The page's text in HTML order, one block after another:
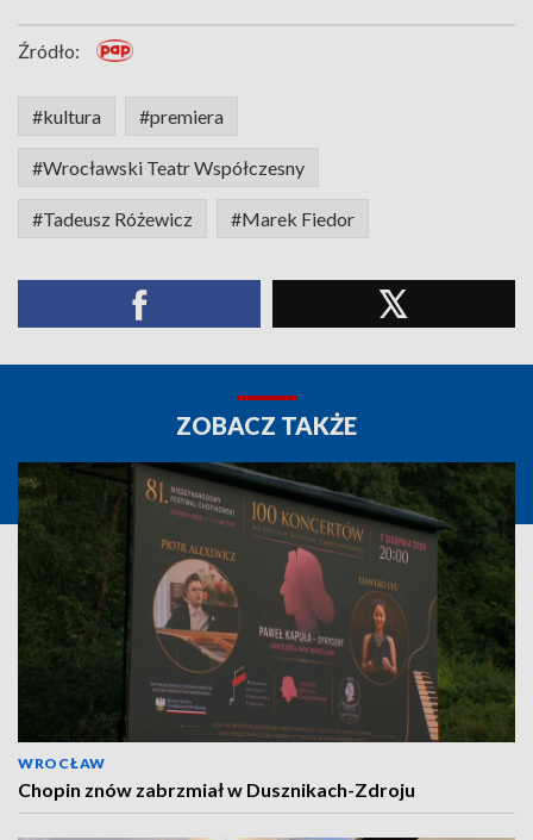
Źródło:
#kultura #premiera
#Wrocławski Teatr Współczesny
#Tadeusz Różewicz #Marek Fiedor
ZOBACZ TAKŻE
WROCŁAW
Chopin znów zabrzmiał w Dusznikach-Zdroju